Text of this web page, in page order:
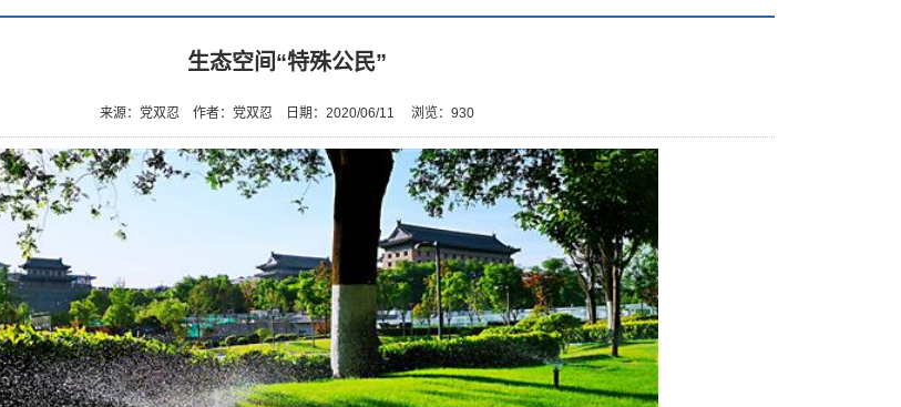
生态空间“特殊公民”
来源：党双忍 作者：党双忍 日期：2020/06/11 浏览： 930